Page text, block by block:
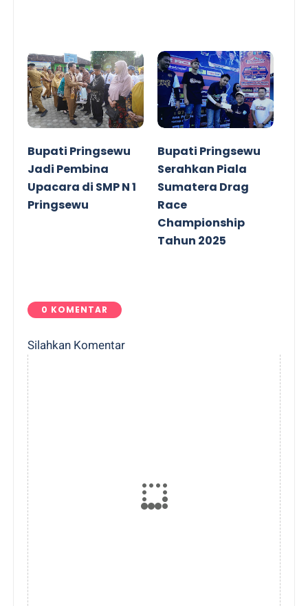
Bupati Pringsewu
Jadi Pembina
Upacara di SMP N 1
Pringsewu
Bupati Pringsewu
Serahkan Piala
Sumatera Drag
Race
Championship
Tahun 2025
0 KOMENTAR
Silahkan Komentar